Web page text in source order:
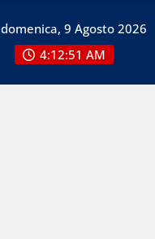
domenica, 9 Agosto 2026
4:12:51 AM